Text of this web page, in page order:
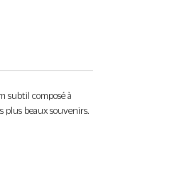
subtil composé à
plus beaux souvenirs.